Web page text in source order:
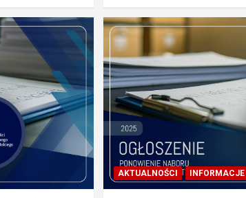
AKTUALNOŚCI